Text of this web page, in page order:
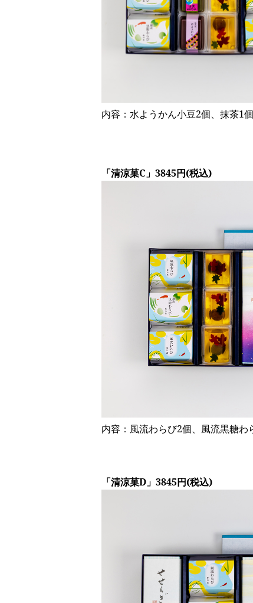
内容：水ようかん小豆2個、抹茶1
「清涼菓C」3845円(税込)
内容：風流わらび2個、風流黒糖
「清涼菓D」3845円(税込)